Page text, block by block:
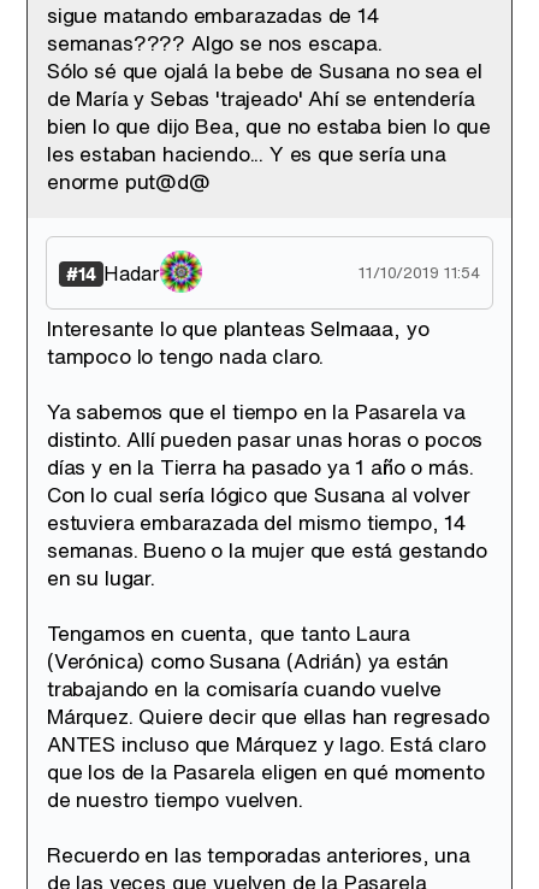
sigue matando embarazadas de 14
semanas???? Algo se nos escapa.
Sólo sé que ojalá la bebe de Susana no sea el
de María y Sebas 'trajeado' Ahí se entendería
bien lo que dijo Bea, que no estaba bien lo que
les estaban haciendo... Y es que sería una
enorme put@d@
#14 Hadar 11/10/2019 11:54
Interesante lo que planteas Selmaaa, yo
tampoco lo tengo nada claro.
Ya sabemos que el tiempo en la Pasarela va
distinto. Allí pueden pasar unas horas o pocos
días y en la Tierra ha pasado ya 1 año o más.
Con lo cual sería lógico que Susana al volver
estuviera embarazada del mismo tiempo, 14
semanas. Bueno o la mujer que está gestando
en su lugar.
Tengamos en cuenta, que tanto Laura
(Verónica) como Susana (Adrián) ya están
trabajando en la comisaría cuando vuelve
Márquez. Quiere decir que ellas han regresado
ANTES incluso que Márquez y Iago. Está claro
que los de la Pasarela eligen en qué momento
de nuestro tiempo vuelven.
Recuerdo en las temporadas anteriores, una
de las veces que vuelven de la Pasarela